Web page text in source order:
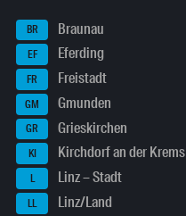
BR Braunau
EF Eferding
FR Freistadt
GM Gmunden
GR Grieskirchen
KI Kirchdorf an der Krems
L Linz – Stadt
LL Linz/Land